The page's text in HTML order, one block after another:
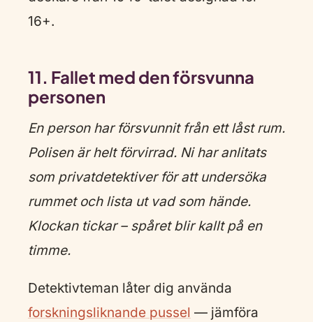
16+.
11. Fallet med den försvunna
personen
En person har försvunnit från ett låst rum.
Polisen är helt förvirrad. Ni har anlitats
som privatdetektiver för att undersöka
rummet och lista ut vad som hände.
Klockan tickar – spåret blir kallt på en
timme.
Detektivteman låter dig använda
forskningsliknande pussel — jämföra